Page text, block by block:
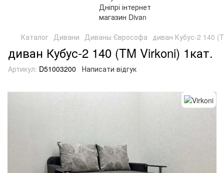
Каталог Дивани Диваны Єврософа диван Кубус-2 140
диван Кубус-2 140 (TM Virkoni) 1кат.
Артикул: D51003200 Написати відгук